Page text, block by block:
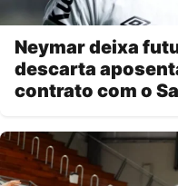
Neymar deixa
descarta
contrato com o